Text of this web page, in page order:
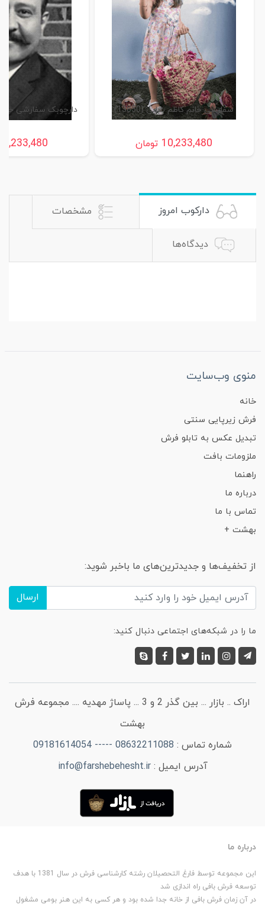
سفارشی خانم کاظم بابایی (13850)
10,233,480 تومان
دارچوبک سفارشی خانم
دارکوب امروز مشخصات
دیدگاه‌ها
منوی وب‌سایت
خانه
فرش زیرپایی سنتی
تبدیل عکس به تابلو فرش
ملزومات بافت
راهنما
درباره ما
تماس با ما
بهشت +
از تخفیف‌ها و جدیدترین‌های ما باخبر شوید:
ارسال
ما را در شبکه‌های اجتماعی دنبال کنید:
اراک .. بازار ... بین گذر 2 و 3 ... پاساژ مهدیه .... مجموعه فرش
بهشت
شماره تماس : 08632211088 ----- 09181614054
آدرس ایمیل :info@farshebehesht.ir
درباره ما
این مجموعه توسط فارغ التحصیلان رشته کارشناسی فرش در سال 1381 با هدف
توسعه فرش بافی راه اندازی شد
در آن زمان فرش بافی از خانه جدا شده بود و هر کسی به این هنر بومی مشغول